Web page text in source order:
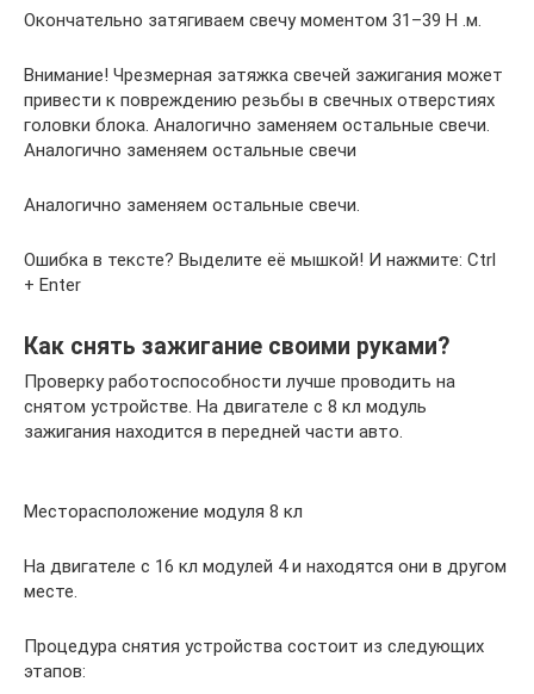
Окончательно затягиваем свечу моментом 31–39 Н .м.
Внимание! Чрезмерная затяжка свечей зажигания может
привести к повреждению резьбы в свечных отверстиях
головки блока. Аналогично заменяем остальные свечи.
Аналогично заменяем остальные свечи
Аналогично заменяем остальные свечи.
Ошибка в тексте? Выделите её мышкой! И нажмите: Ctrl
+ Enter
Как снять зажигание своими руками?
Проверку работоспособности лучше проводить на
снятом устройстве. На двигателе с 8 кл модуль
зажигания находится в передней части авто.
Месторасположение модуля 8 кл
На двигателе с 16 кл модулей 4 и находятся они в другом
месте.
Процедура снятия устройства состоит из следующих
этапов: